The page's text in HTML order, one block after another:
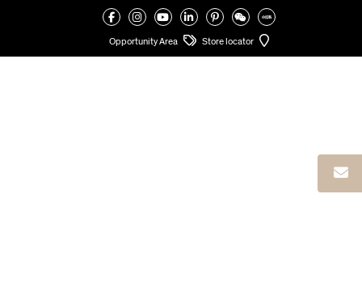
Opportunity Area Store locator
ACABADOS > VITRUM: LA COCINA DE CRISTAL >